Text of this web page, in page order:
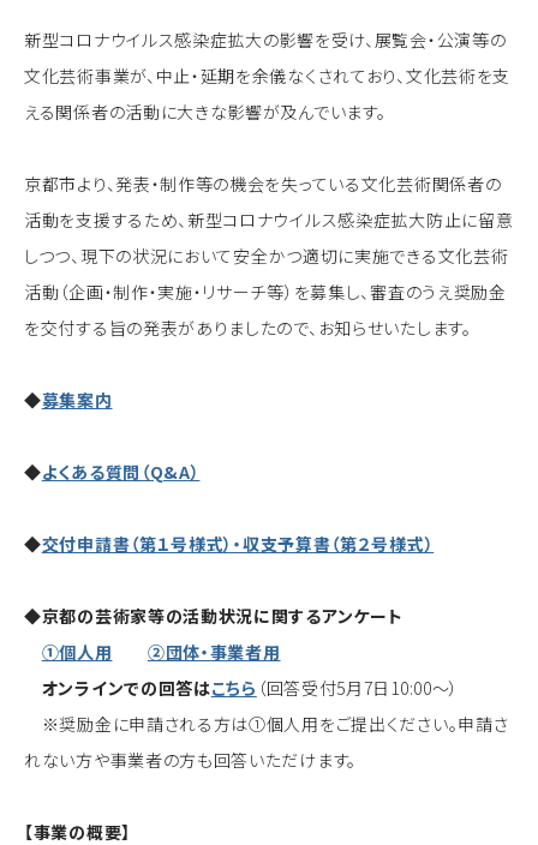
新型コロナウイルス感染症拡大の影響を受け、展覧会・公演等の
文化芸術事業が、中止・延期を余儀なくされており、文化芸術を支
える関係者の活動に大きな影響が及んでいます。
京都市より、発表・制作等の機会を失っている文化芸術関係者の
活動を支援するため、新型コロナウイルス感染症拡大防止に留意
しつつ、現下の状況において安全かつ適切に実施できる文化芸術
活動（企画・制作・実施・リサーチ等）を募集し、審査のうえ奨励金
を交付する旨の発表がありましたので、お知らせいたします。
◆募集案内
◆よくある質問（Q&A）
◆交付申請書（第１号様式）・収支予算書（第２号様式）
◆京都の芸術家等の活動状況に関するアンケート
①個人用
②団体・事業者用
オンラインでの回答はこちら （回答受付5月7日10:00〜）
※奨励金に申請される方は①個人用をご提出ください。申請さ
れない方や事業者の方も回答いただけます。
【事業の概要】